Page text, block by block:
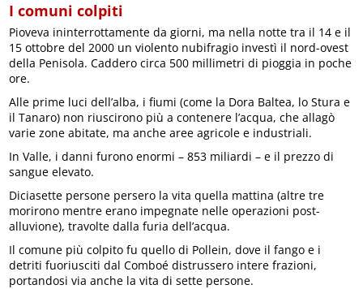
I comuni colpiti
Pioveva ininterrottamente da giorni, ma nella notte tra il 14 e il
15 ottobre del 2000 un violento nubifragio investì il nord-ovest
della Penisola. Caddero circa 500 millimetri di pioggia in poche
ore.
Alle prime luci dell’alba, i fiumi (come la Dora Baltea, lo Stura e
il Tanaro) non riuscirono più a contenere l’acqua, che allagò
varie zone abitate, ma anche aree agricole e industriali.
In Valle, i danni furono enormi – 853 miliardi – e il prezzo di
sangue elevato.
Diciasette persone persero la vita quella mattina (altre tre
morirono mentre erano impegnate nelle operazioni post-
alluvione), travolte dalla furia dell’acqua.
Il comune più colpito fu quello di Pollein, dove il fango e i
detriti fuoriusciti dal Comboé distrussero intere frazioni,
portandosi via anche la vita di sette persone.